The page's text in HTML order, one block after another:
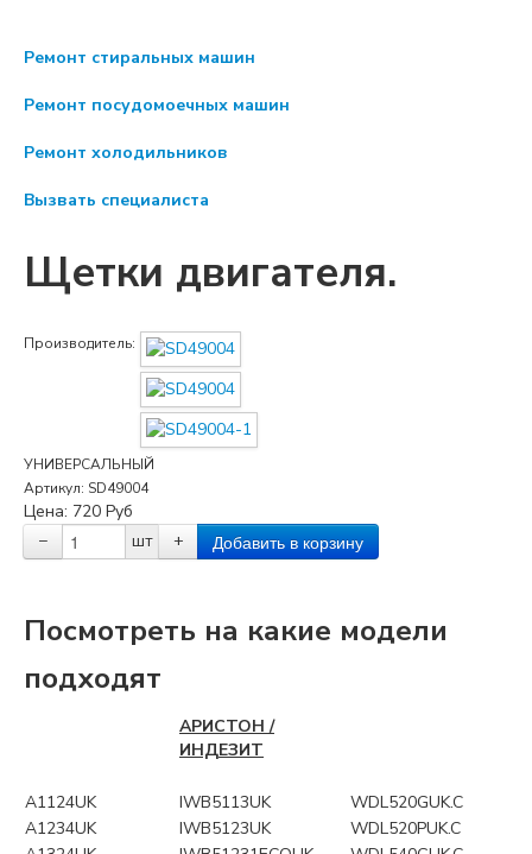
Ремонт стиральных машин
Ремонт посудомоечных машин
Ремонт холодильников
Вызвать специалиста
Щетки двигателя.
Производитель:
УНИВЕРСАЛЬНЫЙ
Артикул: SD49004
Цена: 720 Руб
−
шт +
Посмотреть на какие модели
подходят
АРИСТОН /
ИНДЕЗИТ
A1124UK IWB5113UK
WDL520GUK.C
A1234UK
IWB5123UK
WDL520PUK.C